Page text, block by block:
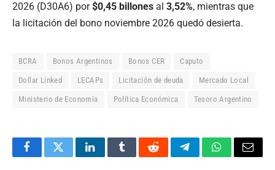
2026 (D30A6) por$0,45 billones al 3,52%, mientras que
la licitación del bono noviembre 2026 quedó desierta.
BCRA Bonos Argentinos Bonos CER Caputo
Dollar Linked LECAPs Licitación de deuda Mercado Local
Ministerio de Economía Política Económica Tesoro Argentino
FacebookTwitterLinkedInTumblrRedditTelegramWhatsApp
Email